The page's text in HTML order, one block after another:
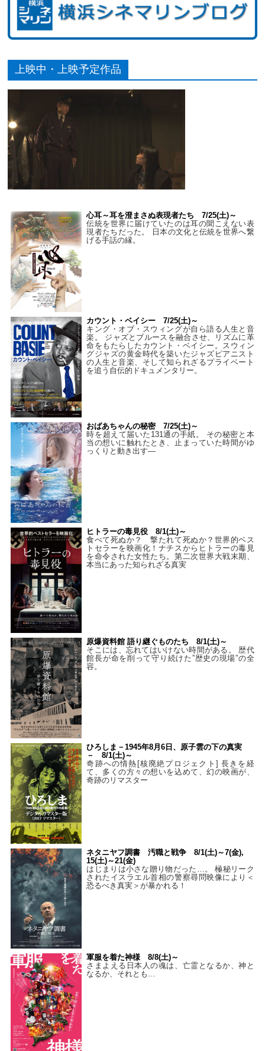
上映中・上映予定作品
心耳～耳を澄まさぬ表現者たち 7/25(土)～
伝統を世界に届けていたのは耳の聞こえない表
現者たちだった。 日本の文化と伝統を世界へ繋
げる手話の縁。
カウント・ベイシー 7/25(土)～
キング・オブ・スウィングが自ら語る人生と音
楽。 ジャズとブルースを融合させ、リズムに革
命をもたらしたカウント・ベイシー。スウィン
グジャズの黄金時代を築いたジャズピアニスト
の人生と音楽、そして知られざるプライベート
を追う自伝的ドキュメンタリー。
おばあちゃんの秘密 7/25(土)～
時を超えて届いた131通の手紙。 その秘密と本
当の想いに触れたとき、止まっていた時間がゆ
っくりと動き出す―
ヒトラーの毒見役 8/1(土)～
食べて死ぬか？ 撃たれて死ぬか？世界的ベス
トセラーを映画化！ナチスからヒトラーの毒見
を命令された女性たち。第二次世界大戦末期、
本当にあった知られざる真実
原爆資料館 語り継ぐものたち 8/1(土)～
そこには、忘れてはいけない時間がある。 歴代
館長が命を削って守り続けた”歴史の現場”の全
容。
ひろしま－1945年8月6日、原子雲の下の真実
－ 8/1(土)～
奇跡への情熱[核廃絶プロジェクト] 長きを経
て、多くの方々の想いを込めて、幻の映画が、
奇跡のリマスター
ネタニヤフ調書 汚職と戦争 8/1(土)～7(金),
15(土)～21(金)
はじまりは小さな贈り物だった…。 極秘リーク
されたイスラエル首相の警察尋問映像により＜
恐るべき真実＞が暴かれる！
軍服を着た神様 8/8(土)～
さまよえる日本人の魂は、亡霊となるか、神と
なるか、それとも…